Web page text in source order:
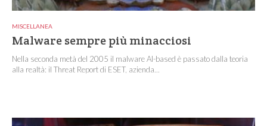
MISCELLANEA
Malware sempre più minacciosi
Nella seconda metà del 2005 il malware AI-based è passato dalla teoria
alla realtà: il Threat Report di ESET, azienda...